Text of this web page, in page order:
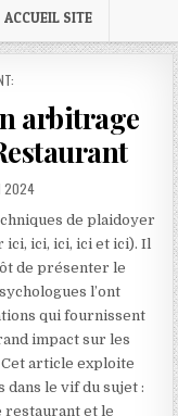
ACCUEIL SITE
arbitrage
2024
de plaidoyer
ici, ici, ici, ici et ici). Il
de présenter le
l’ont
qui fournissent
impact sur les
article exploite
dans le vif du sujet :
restaurant et le